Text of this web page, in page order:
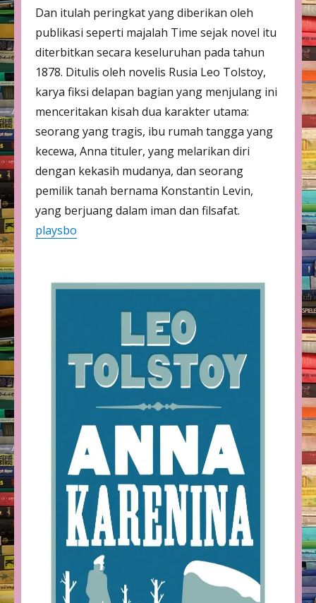
Dan itulah peringkat yang diberikan oleh
publikasi seperti majalah Time sejak novel itu
diterbitkan secara keseluruhan pada tahun
1878. Ditulis oleh novelis Rusia Leo Tolstoy,
karya fiksi delapan bagian yang menjulang ini
menceritakan kisah dua karakter utama:
seorang yang tragis, ibu rumah tangga yang
kecewa, Anna tituler, yang melarikan diri
dengan kekasih mudanya, dan seorang
pemilik tanah bernama Konstantin Levin,
yang berjuang dalam iman dan filsafat.
playsbo